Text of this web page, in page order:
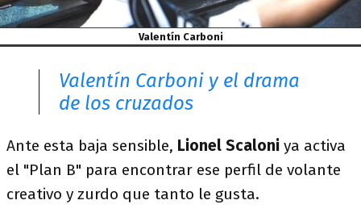
Valentín Carboni
Valentín Carboni y el drama
de los cruzados
Ante esta baja sensible, Lionel Scaloni ya activa
el "Plan B" para encontrar ese perfil de volante
creativo y zurdo que tanto le gusta.